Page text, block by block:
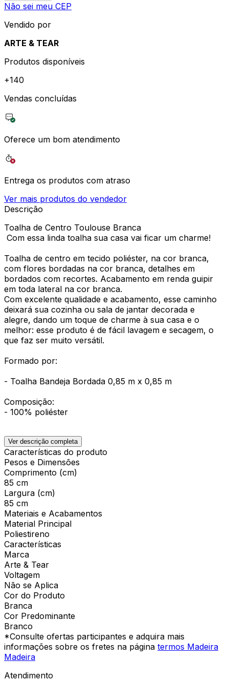
Não sei meu CEP
Vendido por
ARTE & TEAR
Produtos disponíveis
+140
Vendas concluídas
Oferece um bom atendimento
Entrega os produtos com atraso
Ver mais produtos do vendedor
Descrição
Toalha de Centro Toulouse Branca
Com essa linda toalha sua casa vai ficar um charme!
Toalha de centro em tecido poliéster, na cor branca,
com flores bordadas na cor branca, detalhes em
bordados com recortes. Acabamento em renda guipir
em toda lateral na cor branca.
Com excelente qualidade e acabamento, esse caminho
deixará sua cozinha ou sala de jantar decorada e
alegre, dando um toque de charme à sua casa e o
melhor: esse produto é de fácil lavagem e secagem, o
que faz ser muito versátil.
Formado por:
- Toalha Bandeja Bordada 0,85 m x 0,85 m
Composição:
- 100% poliéster
Ver descrição completa
Características do produto
Pesos e Dimensões
Comprimento (cm)
85 cm
Largura (cm)
85 cm
Materiais e Acabamentos
Material Principal
Poliestireno
Características
Marca
Arte & Tear
Voltagem
Não se Aplica
Cor do Produto
Branca
Cor Predominante
Branco
*Consulte ofertas participantes e adquira mais
informações sobre os fretes na página termos Madeira
Madeira
Atendimento